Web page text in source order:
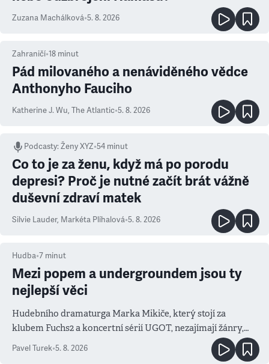
Zuzana Machálková•5. 8. 2026
Zahraničí•18 minut
Pád milovaného a nenáviděného vědce
Anthonyho Fauciho
Katherine J. Wu, The Atlantic•5. 8. 2026
Podcasty:Ženy XYZ•54 minut
Co to je za ženu, když má po porodu
depresi? Proč je nutné začít brát vážně
duševní zdraví matek
Silvie Lauder, Markéta Plíhalová•5. 8. 2026
Hudba•7 minut
Mezi popem a undergroundem jsou ty
nejlepší věci
Hudebního dramaturga Marka Mikiče, který stojí za
klubem Fuchs2 a koncertní sérií UGOT, nezajímají žánry,
ale atmosféra
Pavel Turek•5. 8. 2026